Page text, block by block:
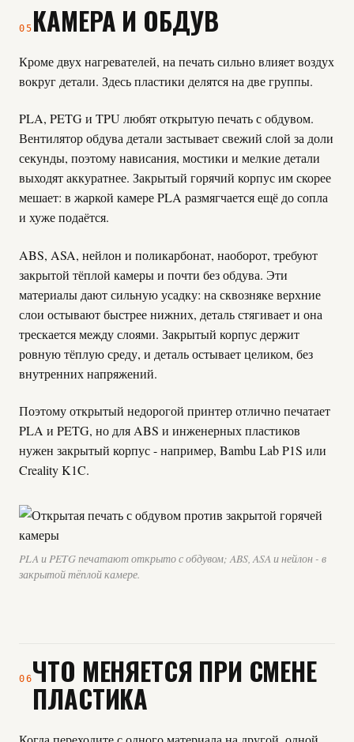
05 КАМЕРА И ОБДУВ
Кроме двух нагревателей, на печать сильно влияет воздух
вокруг детали. Здесь пластики делятся на две группы.
PLA, PETG и TPU любят открытую печать с обдувом.
Вентилятор обдува детали застывает свежий слой за доли
секунды, поэтому нависания, мостики и мелкие детали
выходят аккуратнее. Закрытый горячий корпус им скорее
мешает: в жаркой камере PLA размягчается ещё до сопла
и хуже подаётся.
ABS, ASA, нейлон и поликарбонат, наоборот, требуют
закрытой тёплой камеры и почти без обдува. Эти
материалы дают сильную усадку: на сквозняке верхние
слои остывают быстрее нижних, деталь стягивает и она
трескается между слоями. Закрытый корпус держит
ровную тёплую среду, и деталь остывает целиком, без
внутренних напряжений.
Поэтому открытый недорогой принтер отлично печатает
PLA и PETG, но для ABS и инженерных пластиков
нужен закрытый корпус - например, Bambu Lab P1S или
Creality K1C.
PLA и PETG печатают открыто с обдувом; ABS, ASA и нейлон - в
закрытой тёплой камере.
06ЧТО МЕНЯЕТСЯ ПРИ СМЕНЕ
ПЛАСТИКА